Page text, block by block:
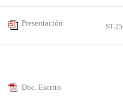
Presentación ST-25
Doc. Escrito